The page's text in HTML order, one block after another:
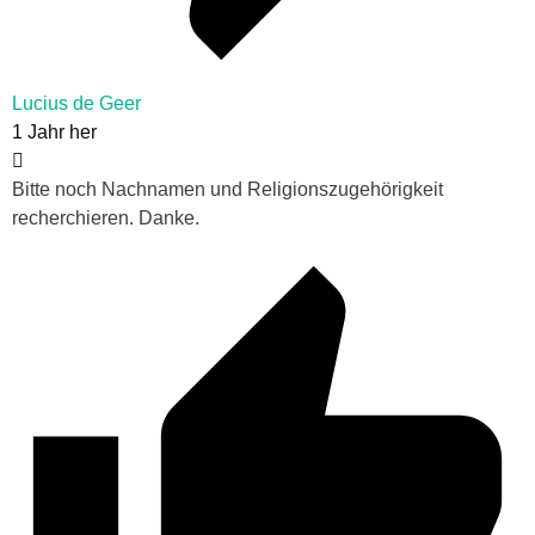
Lucius de Geer
1 Jahr her
Bitte noch Nachnamen und Religionszugehörigkeit
recherchieren. Danke.